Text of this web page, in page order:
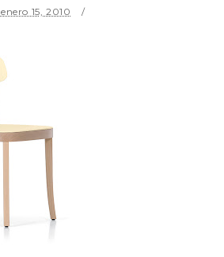
enero 15, 2010